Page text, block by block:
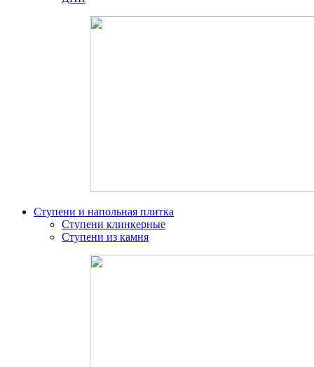
Ступени и напольная плитка
Ступени клинкерные
Ступени из камня